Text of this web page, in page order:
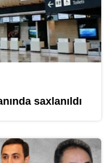
saxlanıldı